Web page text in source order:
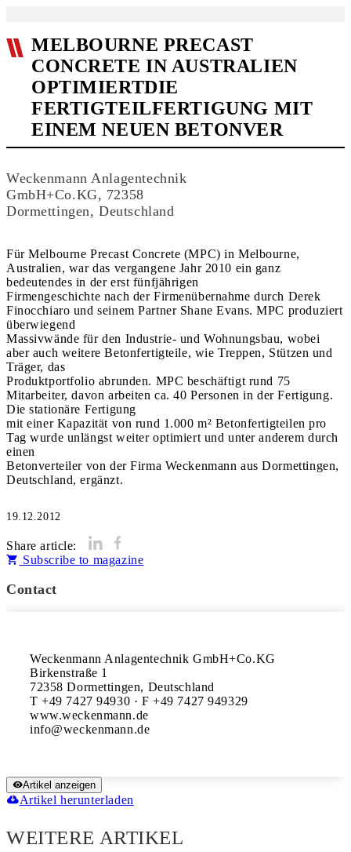
MELBOURNE PRECAST
CONCRETE IN AUSTRALIEN
OPTIMIERTDIE
FERTIGTEILFERTIGUNG MIT
EINEM NEUEN BETONVER
Weckenmann Anlagentechnik
GmbH+Co.KG, 72358
Dormettingen, Deutschland
Für Melbourne Precast Concrete (MPC) in Melbourne,
Australien, war das vergangene Jahr 2010 ein ganz
bedeutendes in der erst fünfjährigen
Firmengeschichte nach der Firmenübernahme durch Derek
Finocchiaro und seinem Partner Shane Evans. MPC produziert
überwiegend
Massivwände für den Industrie- und Wohnungsbau, wobei
aber auch weitere Betonfertigteile, wie Treppen, Stützen und
Träger, das
Produktportfolio abrunden. MPC beschäftigt rund 75
Mitarbeiter, davon arbeiten ca. 40 Personen in der Fertigung.
Die stationäre Fertigung
mit einer Kapazität von rund 1.000 m² Betonfertigteilen pro
Tag wurde unlängst weiter optimiert und unter anderem durch
einen
Betonverteiler von der Firma Weckenmann aus Dormettingen,
Deutschland, ergänzt.
19.12.2012
Share article:
Subscribe to magazine
Contact
Weckenmann Anlagentechnik GmbH+Co.KG
Birkenstraße 1
72358 Dormettingen, Deutschland
T +49 7427 94930 · F +49 7427 949329
www.weckenmann.de
Artikel anzeigen
Artikel herunterladen
WEITERE ARTIKEL